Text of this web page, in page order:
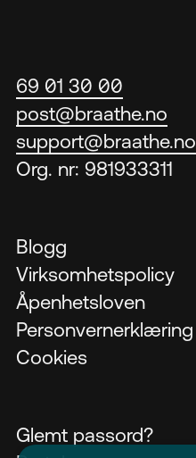
69 01 30 00
post@braathe.no
support@braathe.no
Org. nr: 981933311
Blogg
Virksomhetspolicy
Åpenhetsloven
Personvernerklæring
Cookies
Glemt passord?